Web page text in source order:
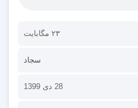
۲۳ مگابایت
سجاد
28 دی 1399